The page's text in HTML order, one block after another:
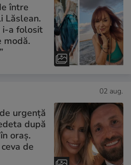
între
Lăslean.
i-a folosit
modă.
02 aug.
urgență
după
oraș.
de